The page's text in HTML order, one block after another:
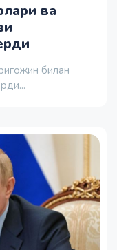
ва
билан